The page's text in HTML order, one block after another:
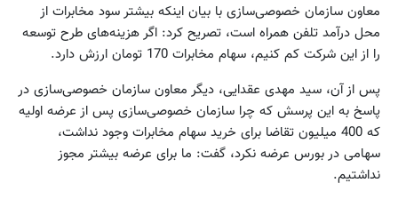
معاون سازمان خصوصی‌سازی‌ با بیان اینکه بیشتر سود مخابرات از
محل درآمد تلفن همراه است، تصریح کرد: اگر هزینه‌های طرح توسعه
را از این شرکت کم کنیم، سهام مخابرات 170 تومان ارزش دارد.
پس از آن، سید مهدی عقدایی، دیگر معاون سازمان خصوصی‌سازی‌ در
پاسخ به این پرسش که چرا سازمان خصوصی‌سازی‌ پس از عرضه اولیه
که 400 میلیون تقاضا برای خرید سهام مخابرات وجود نداشت،
سهامی در بورس عرضه نکرد، گفت: ما برای عرضه بیشتر مجوز
نداشتیم.